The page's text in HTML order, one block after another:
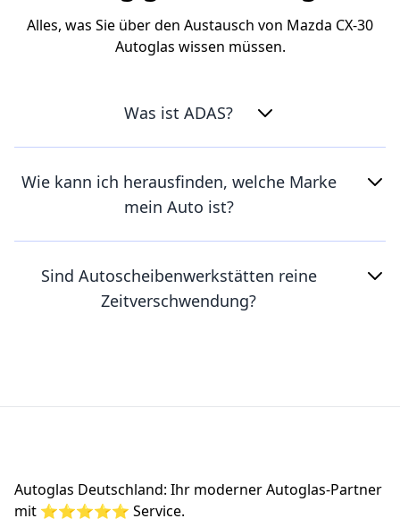
Alles, was Sie über den Austausch von Mazda CX-30
Autoglas wissen müssen.
Was ist ADAS?
Wie kann ich herausfinden, welche Marke
mein Auto ist?
Sind Autoscheibenwerkstätten reine
Zeitverschwendung?
Autoglas Deutschland: Ihr moderner Autoglas-Partner
mit ⭐⭐⭐⭐⭐ Service.